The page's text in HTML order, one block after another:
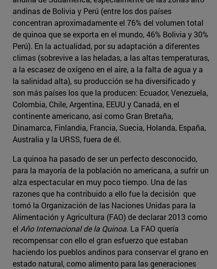
andinas de Bolivia y Perú (entre los dos países
concentran aproximadamente el 76% del volumen total
de quinoa que se exporta en el mundo, 46% Bolivia y 30%
Perú). En la actualidad, por su adaptación a diferentes
climas (sobrevive a las heladas, a las altas temperaturas,
a la escasez de oxígeno en el aire, a la falta de agua y a
la salinidad alta), su producción se ha diversificado y
son más países los que la producen: Ecuador, Venezuela,
Colombia, Chile, Argentina, EEUU y Canadá, en el
continente americano, así como Gran Bretaña,
Dinamarca, Finlandia, Francia, Suecia, Holanda, España,
Australia y la URSS, fuera de él.
La quinoa ha pasado de ser un perfecto desconocido,
para la mayoría de la población no americana, a sufrir un
alza espectacular en muy poco tiempo. Una de las
razones que ha contribuido a ello fue la decisión que
tomó la Organización de las Naciones Unidas para la
Alimentación y Agricultura (FAO) de declarar 2013 como
el Año Internacional de la Quinoa. La FAO quería
recompensar con ello el gran esfuerzo que estaban
haciendo los pueblos andinos para conservar el grano en
estado natural, como alimento para las generaciones